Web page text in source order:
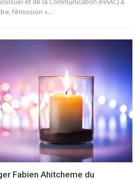
l’émission «…
Fabien Ahitcheme du